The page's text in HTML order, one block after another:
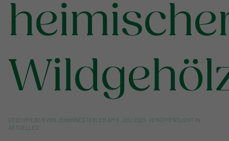
GESCHRIEBEN VON JOHANNES TERLER AM 9. JULI 2025 . VERÖFFENTLICHT IN
AKTUELLES